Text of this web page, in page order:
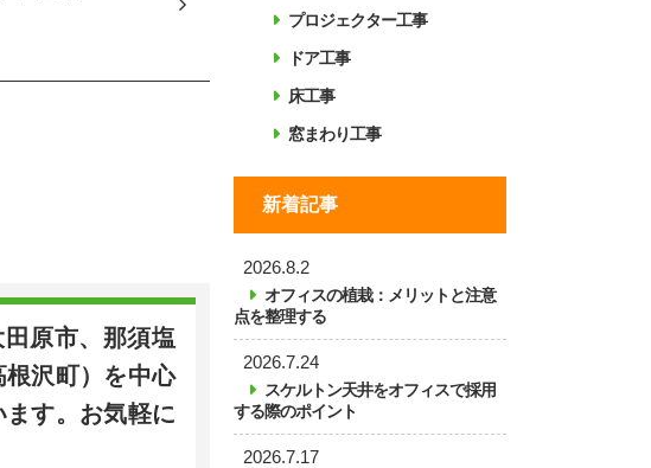
原市、那須塩
沢町）を中心
す。お気軽に
プロジェクター工事
ドア工事
床工事
窓まわり工事
新着記事
2026.8.2
オフィスの植栽：メリットと注意
点を整理する
2026.7.24
スケルトン天井をオフィスで採用
する際のポイント
2026.7.17